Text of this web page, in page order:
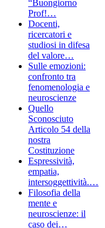
“Buongiorno
Prof!…
Docenti,
ricercatori e
studiosi in difesa
del valore…
Sulle emozioni:
confronto tra
fenomenologia e
neuroscienze
Quello
Sconosciuto
Articolo 54 della
nostra
Costituzione
Espressività,
empatia,
intersoggettività.…
Filosofia della
mente e
neuroscienze: il
caso dei…